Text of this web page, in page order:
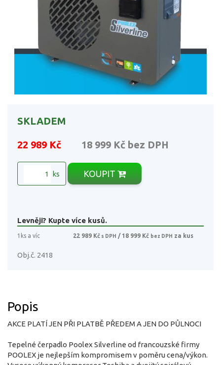
SKLADEM
22 989 Kč 18 999 Kč bez DPH
ks KOUPIT
Levněji? Kupte více kusů.
1ks a víc 22 989 Kč s DPH / 18 999 Kč bez DPH za kus
Obj.č. 2418
Popis
AKCE PLATÍ JEN PŘI PLATBĚ PŘEDEM A JEN DO PŮLNOCI
Tepelné čerpadlo Poolex Silverline od francouzské firmy
POOLEX je nejlepším kompromisem v poměru cena/výkon.